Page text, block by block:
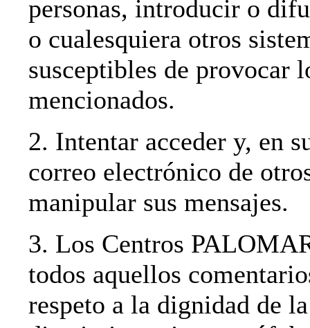
personas, introducir o
o cualesquiera otros
susceptibles de provocar
mencionados.
2. Intentar acceder y, en
correo electrónico de
manipular sus mensajes.
3. Los Centros
todos aquellos
respeto a la dignidad de